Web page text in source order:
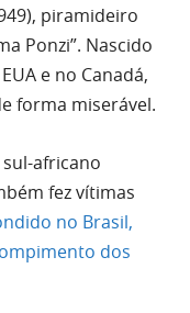
piramideiro
Ponzi”. Nascido
e no Canadá,
forma miserável.
africano
fez vítimas
no Brasil,
dos